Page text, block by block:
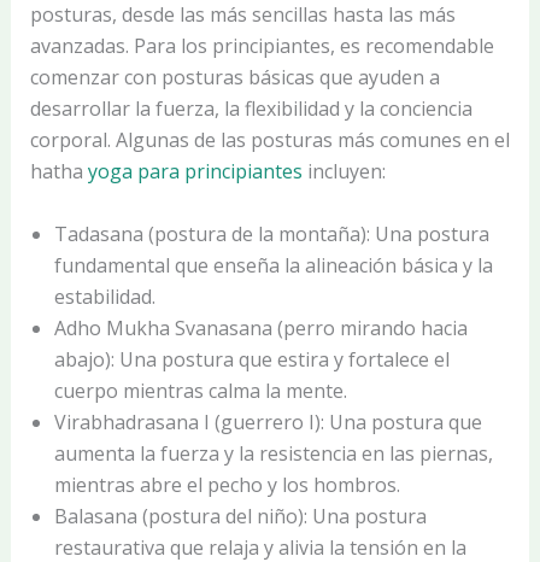
posturas, desde las más sencillas hasta las más
avanzadas. Para los principiantes, es recomendable
comenzar con posturas básicas que ayuden a
desarrollar la fuerza, la flexibilidad y la conciencia
corporal. Algunas de las posturas más comunes en el
hatha yoga para principiantes incluyen:
Tadasana (postura de la montaña): Una postura
fundamental que enseña la alineación básica y la
estabilidad.
Adho Mukha Svanasana (perro mirando hacia
abajo): Una postura que estira y fortalece el
cuerpo mientras calma la mente.
Virabhadrasana I (guerrero I): Una postura que
aumenta la fuerza y la resistencia en las piernas,
mientras abre el pecho y los hombros.
Balasana (postura del niño): Una postura
restaurativa que relaja y alivia la tensión en la